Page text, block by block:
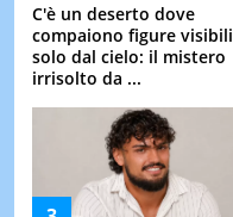
C'è un deserto dove
compaiono figure visibili
solo dal cielo: il mistero
irrisolto da ...